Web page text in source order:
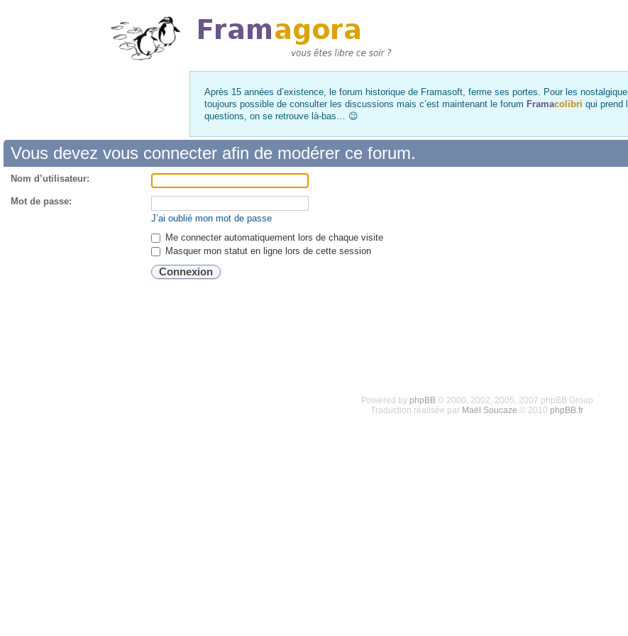
Après 15 années d’existence, le forum historique de Framasoft, ferme ses portes. Pour les
toujours possible de consulter les discussions mais c’est maintenant le forum Framacolibri qui prend
questions, on se retrouve là-bas… 😉
Vous devez vous connecter afin de modérer ce forum.
Nom d’utilisateur:
Mot de passe:
J’ai oublié mon mot de passe
Me connecter automatiquement lors de chaque visite
Masquer mon statut en ligne lors de cette session
Powered by phpBB© 2000, 2002, 2005, 2007 phpBB Group
Traduction réalisée par Maël Soucaze © 2010 phpBB.fr